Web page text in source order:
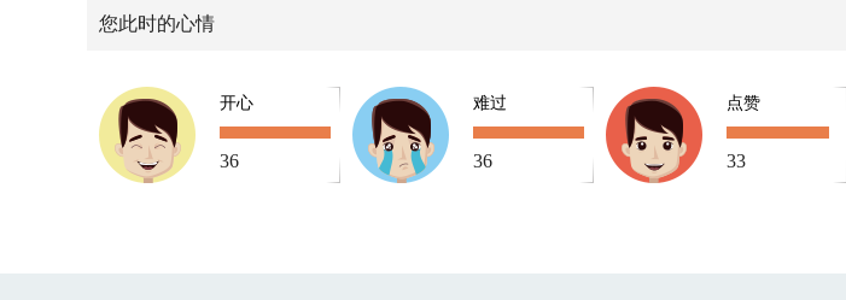
您此时的心情
开心
36
难过
36
点赞
33